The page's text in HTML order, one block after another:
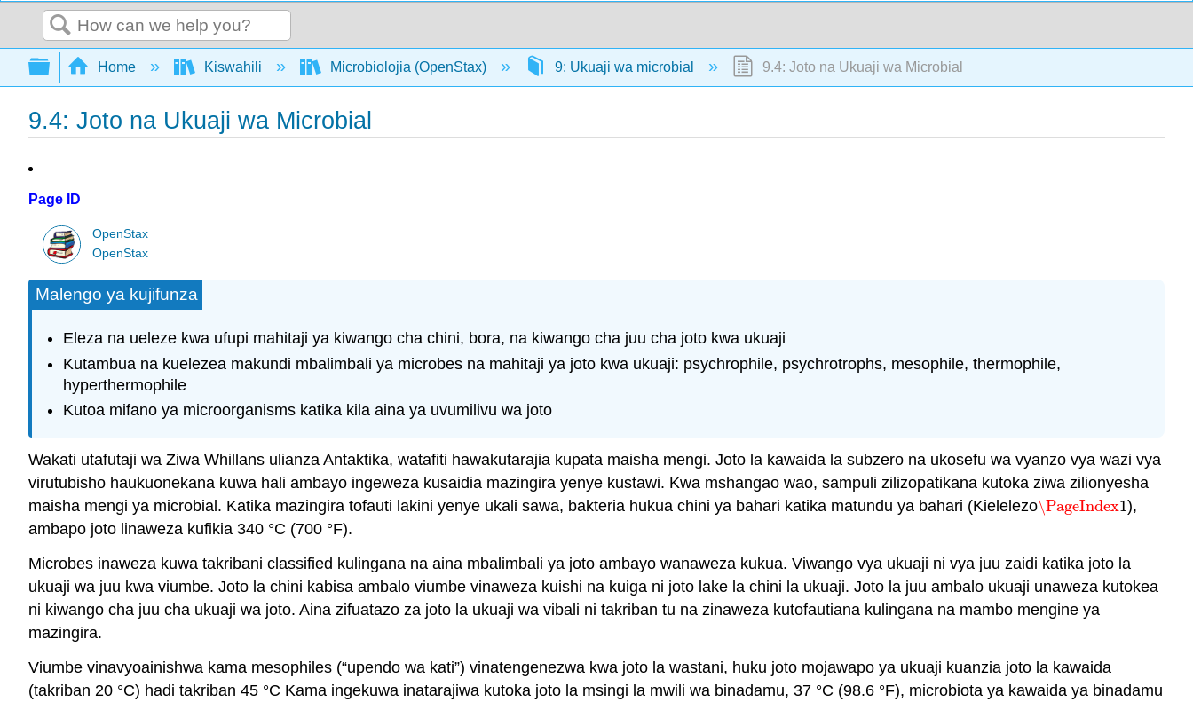
Search
Expand/collapse global hierarchy
Home Kiswahili Microbiolojia (OpenStax) 9: Ukuaji wa microbial 9.4: Joto na Ukuaji wa Microbial
9.4: Joto na Ukuaji wa Microbial
Page ID
OpenStax
OpenStax
Malengo ya kujifunza
Eleza na ueleze kwa ufupi mahitaji ya kiwango cha chini, bora, na kiwango cha juu cha joto kwa ukuaji
Kutambua na kuelezea makundi mbalimbali ya microbes na mahitaji ya joto kwa ukuaji: psychrophile, psychrotrophs, mesophile, thermophile,
hyperthermophile
Kutoa mifano ya microorganisms katika kila aina ya uvumilivu wa joto
Wakati utafutaji wa Ziwa Whillans ulianza Antaktika, watafiti hawakutarajia kupata maisha mengi. Joto la kawaida la subzero na ukosefu wa vyanzo vya wazi vya
virutubisho haukuonekana kuwa hali ambayo ingeweza kusaidia mazingira yenye kustawi. Kwa mshangao wao, sampuli zilizopatikana kutoka ziwa zilionyesha
maisha mengi ya microbial. Katika mazingira tofauti lakini yenye ukali sawa, bakteria hukua chini ya bahari katika matundu ya bahari (Kielelezo\PageIndex1
\PageIndex1),
ambapo joto linaweza kufikia 340 °C (700 °F).
Microbes inaweza kuwa takribani classified kulingana na aina mbalimbali ya joto ambayo wanaweza kukua. Viwango vya ukuaji ni vya juu zaidi katika joto la
ukuaji wa juu kwa viumbe. Joto la chini kabisa ambalo viumbe vinaweza kuishi na kuiga ni joto lake la chini la ukuaji. Joto la juu ambalo ukuaji unaweza kutokea
ni kiwango cha juu cha ukuaji wa joto. Aina zifuatazo za joto la ukuaji wa vibali ni takriban tu na zinaweza kutofautiana kulingana na mambo mengine ya
mazingira.
Viumbe vinavyoainishwa kama mesophiles (“upendo wa kati”) vinatengenezwa kwa joto la wastani, huku joto mojawapo ya ukuaji kuanzia joto la kawaida
(takriban 20 °C) hadi takriban 45 °C Kama ingekuwa inatarajiwa kutoka joto la msingi la mwili wa binadamu, 37 °C (98.6 °F), microbiota ya kawaida ya binadamu